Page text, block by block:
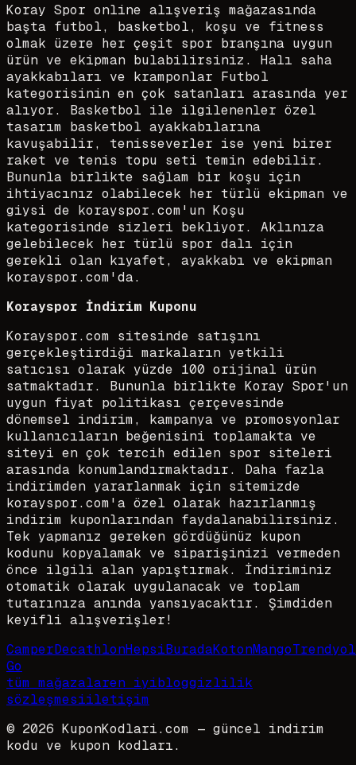
Koray Spor online alışveriş mağazasında
başta futbol, basketbol, koşu ve fitness
olmak üzere her çeşit spor branşına uygun
ürün ve ekipman bulabilirsiniz. Halı saha
ayakkabıları ve kramponlar Futbol
kategorisinin en çok satanları arasında yer
alıyor. Basketbol ile ilgilenenler özel
tasarım basketbol ayakkabılarına
kavuşabilir, tenisseverler ise yeni birer
raket ve tenis topu seti temin edebilir.
Bununla birlikte sağlam bir koşu için
ihtiyacınız olabilecek her türlü ekipman ve
giysi de korayspor.com'un Koşu
kategorisinde sizleri bekliyor. Aklınıza
gelebilecek her türlü spor dalı için
gerekli olan kıyafet, ayakkabı ve ekipman
korayspor.com'da.
Korayspor İndirim Kuponu
Korayspor.com sitesinde satışını
gerçekleştirdiği markaların yetkili
satıcısı olarak yüzde 100 orijinal ürün
satmaktadır. Bununla birlikte Koray Spor'un
uygun fiyat politikası çerçevesinde
dönemsel indirim, kampanya ve promosyonlar
kullanıcıların beğenisini toplamakta ve
siteyi en çok tercih edilen spor siteleri
arasında konumlandırmaktadır. Daha fazla
indirimden yararlanmak için sitemizde
korayspor.com'a özel olarak hazırlanmış
indirim kuponlarından faydalanabilirsiniz.
Tek yapmanız gereken gördüğünüz kupon
kodunu kopyalamak ve siparişinizi vermeden
önce ilgili alan yapıştırmak. İndiriminiz
otomatik olarak uygulanacak ve toplam
tutarınıza anında yansıyacaktır. Şimdiden
keyifli alışverişler!
CamperDecathlonHepsiBuradaKotonMangoTrendyol
Go
tüm mağazalaren iyibloggizlilik
sözleşmesiiletişim
© 2026 KuponKodlari.com — güncel indirim
kodu ve kupon kodları.